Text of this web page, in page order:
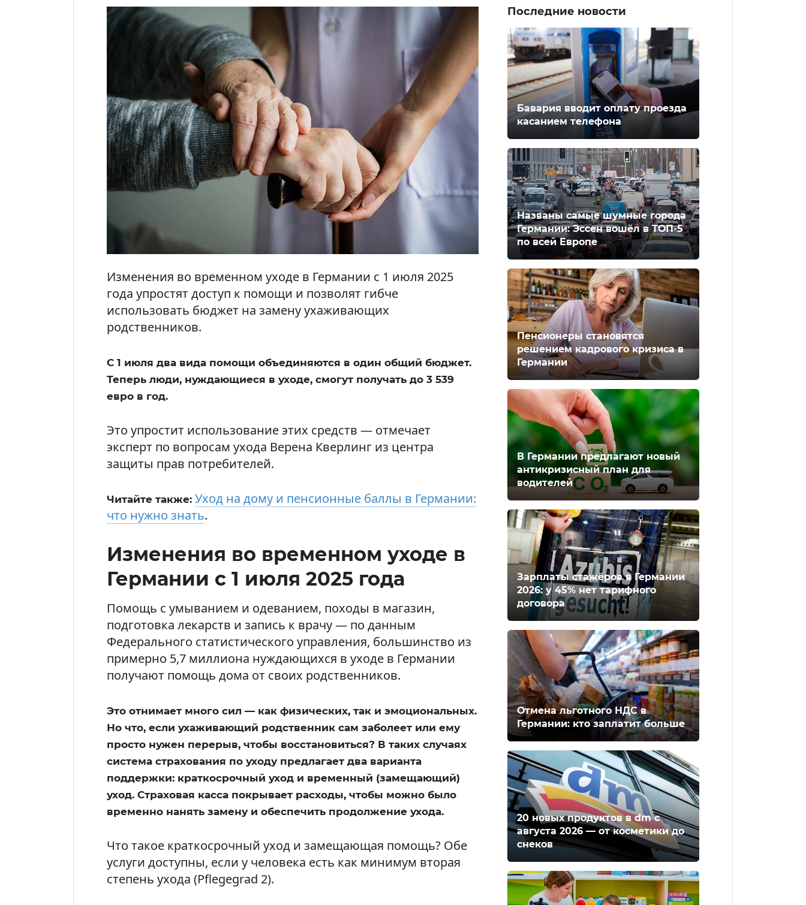
Изменения во временном уходе в Германии с 1 июля 2025
года упростят доступ к помощи и позволят гибче
использовать бюджет на замену ухаживающих
родственников.
С 1 июля два вида помощи объединяются в один общий бюджет.
Теперь люди, нуждающиеся в уходе, смогут получать до 3 539
евро в год.
Это упростит использование этих средств — отмечает
эксперт по вопросам ухода Верена Кверлинг из центра
защиты прав потребителей.
Читайте также: Уход на дому и пенсионные баллы в Германии:
что нужно знать.
Изменения во временном уходе в
Германии с 1 июля 2025 года
Помощь с умыванием и одеванием, походы в магазин,
подготовка лекарств и запись к врачу — по данным
Федерального статистического управления, большинство из
примерно 5,7 миллиона нуждающихся в уходе в Германии
получают помощь дома от своих родственников.
Это отнимает много сил — как физических, так и эмоциональных.
Но что, если ухаживающий родственник сам заболеет или ему
просто нужен перерыв, чтобы восстановиться? В таких случаях
система страхования по уходу предлагает два варианта
поддержки: краткосрочный уход и временный (замещающий)
уход. Страховая касса покрывает расходы, чтобы можно было
временно нанять замену и обеспечить продолжение ухода.
Что такое краткосрочный уход и замещающая помощь? Обе
услуги доступны, если у человека есть как минимум вторая
степень ухода (Pflegegrad 2).
Последние новости
Бавария вводит оплату проезда
касанием телефона
Названы самые шумные города
Германии: Эссен вошёл в ТОП-5
по всей Европе
Пенсионеры становятся
решением кадрового кризиса в
Германии
В Германии предлагают новый
антикризисный план для
водителей
Зарплаты стажёров в Германии
2026: у 45% нет тарифного
договора
Отмена льготного НДС в
Германии: кто заплатит больше
20 новых продуктов в dm с
августа 2026 — от косметики до
снеков